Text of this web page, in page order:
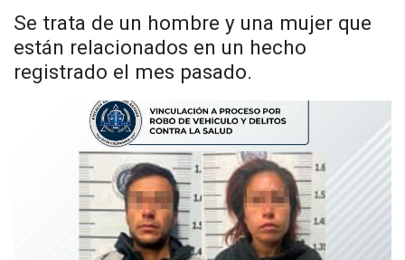
Se trata de un hombre y una mujer que
están relacionados en un hecho
registrado el mes pasado.